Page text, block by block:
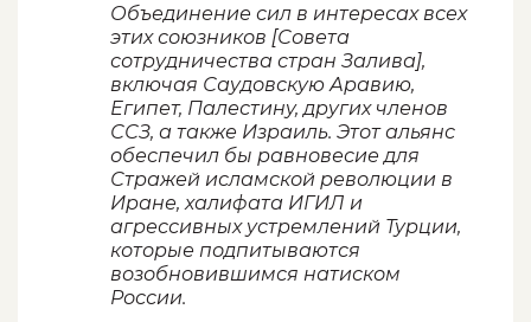
Объединение сил в интересах всех
этих союзников [Совета
сотрудничества стран Залива],
включая Саудовскую Аравию,
Египет, Палестину, других членов
ССЗ, а также Израиль. Этот альянс
обеспечил бы равновесие для
Стражей исламской революции в
Иране, халифата ИГИЛ и
агрессивных устремлений Турции,
которые подпитываются
возобновившимся натиском
России.